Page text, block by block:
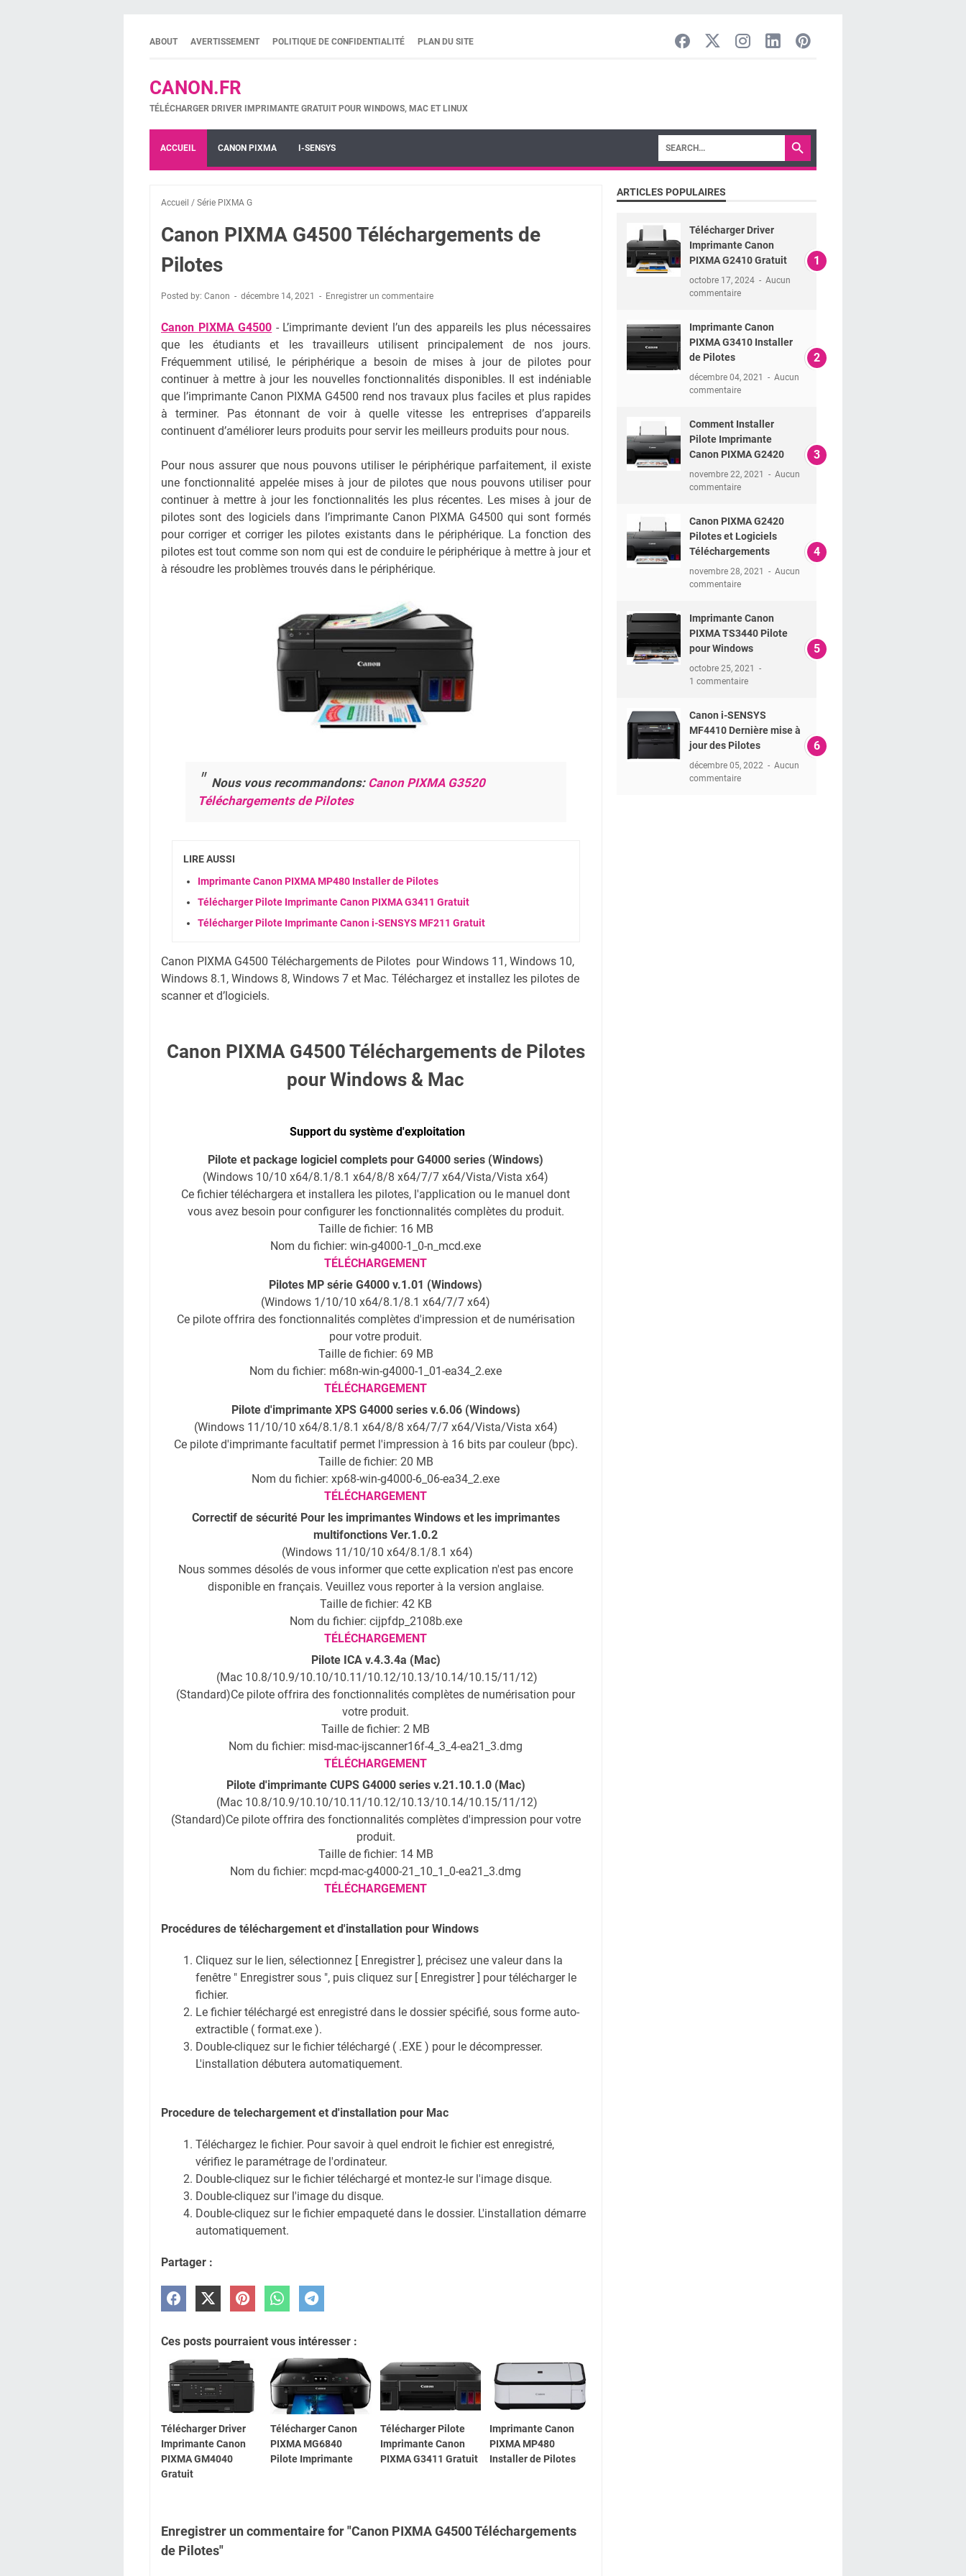
ABOUT AVERTISSEMENT POLITIQUE DE CONFIDENTIALITÉ PLAN DU SITE
CANON.FR
TÉLÉCHARGER DRIVER IMPRIMANTE GRATUIT POUR WINDOWS, MAC ET LINUX
ACCUEIL CANON PIXMA I-SENSYS
Accueil / Série PIXMA G
Canon PIXMA G4500 Téléchargements de
Pilotes
Posted by: Canon décembre 14, 2021 Enregistrer un commentaire
Canon PIXMA G4500 - L’imprimante devient l’un des appareils les plus nécessaires
que les étudiants et les travailleurs utilisent principalement de nos jours.
Fréquemment utilisé, le périphérique a besoin de mises à jour de pilotes pour
continuer à mettre à jour les nouvelles fonctionnalités disponibles. Il est indéniable
que l’imprimante Canon PIXMA G4500 rend nos travaux plus faciles et plus rapides
à terminer. Pas étonnant de voir à quelle vitesse les entreprises d’appareils
continuent d’améliorer leurs produits pour servir les meilleurs produits pour nous.
Pour nous assurer que nous pouvons utiliser le périphérique parfaitement, il existe
une fonctionnalité appelée mises à jour de pilotes que nous pouvons utiliser pour
continuer à mettre à jour les fonctionnalités les plus récentes. Les mises à jour de
pilotes sont des logiciels dans l’imprimante Canon PIXMA G4500 qui sont formés
pour corriger et corriger les pilotes existants dans le périphérique. La fonction des
pilotes est tout comme son nom qui est de conduire le périphérique à mettre à jour et
à résoudre les problèmes trouvés dans le périphérique.
Nous vous recommandons: Canon PIXMA G3520
Téléchargements de Pilotes
LIRE AUSSI
Imprimante Canon PIXMA MP480 Installer de Pilotes
Télécharger Pilote Imprimante Canon PIXMA G3411 Gratuit
Télécharger Pilote Imprimante Canon i-SENSYS MF211 Gratuit
Canon PIXMA G4500 Téléchargements de Pilotes pour Windows 11, Windows 10,
Windows 8.1, Windows 8, Windows 7 et Mac. Téléchargez et installez les pilotes de
scanner et d’logiciels.
Canon PIXMA G4500 Téléchargements de Pilotes
pour Windows & Mac
Support du système d'exploitation
Pilote et package logiciel complets pour G4000 series (Windows)
(Windows 10/10 x64/8.1/8.1 x64/8/8 x64/7/7 x64/Vista/Vista x64)
Ce fichier téléchargera et installera les pilotes, l'application ou le manuel dont
vous avez besoin pour configurer les fonctionnalités complètes du produit.
Taille de fichier: 16 MB
Nom du fichier: win-g4000-1_0-n_mcd.exe
TÉLÉCHARGEMENT
Pilotes MP série G4000 v.1.01 (Windows)
(Windows 1/10/10 x64/8.1/8.1 x64/7/7 x64)
Ce pilote offrira des fonctionnalités complètes d'impression et de numérisation
pour votre produit.
Taille de fichier: 69 MB
Nom du fichier: m68n-win-g4000-1_01-ea34_2.exe
TÉLÉCHARGEMENT
Pilote d'imprimante XPS G4000 series v.6.06 (Windows)
(Windows 11/10/10 x64/8.1/8.1 x64/8/8 x64/7/7 x64/Vista/Vista x64)
Ce pilote d'imprimante facultatif permet l'impression à 16 bits par couleur (bpc).
Taille de fichier: 20 MB
Nom du fichier: xp68-win-g4000-6_06-ea34_2.exe
TÉLÉCHARGEMENT
Correctif de sécurité Pour les imprimantes Windows et les imprimantes
multifonctions Ver.1.0.2
(Windows 11/10/10 x64/8.1/8.1 x64)
Nous sommes désolés de vous informer que cette explication n'est pas encore
disponible en français. Veuillez vous reporter à la version anglaise.
Taille de fichier: 42 KB
Nom du fichier: cijpfdp_2108b.exe
TÉLÉCHARGEMENT
Pilote ICA v.4.3.4a (Mac)
(Mac 10.8/10.9/10.10/10.11/10.12/10.13/10.14/10.15/11/12)
(Standard)Ce pilote offrira des fonctionnalités complètes de numérisation pour
votre produit.
Taille de fichier: 2 MB
Nom du fichier: misd-mac-ijscanner16f-4_3_4-ea21_3.dmg
TÉLÉCHARGEMENT
Pilote d'imprimante CUPS G4000 series v.21.10.1.0 (Mac)
(Mac 10.8/10.9/10.10/10.11/10.12/10.13/10.14/10.15/11/12)
(Standard)Ce pilote offrira des fonctionnalités complètes d'impression pour votre
produit.
Taille de fichier: 14 MB
Nom du fichier: mcpd-mac-g4000-21_10_1_0-ea21_3.dmg
TÉLÉCHARGEMENT
Procédures de téléchargement et d'installation pour Windows
Cliquez sur le lien, sélectionnez [ Enregistrer ], précisez une valeur dans la
fenêtre " Enregistrer sous ", puis cliquez sur [ Enregistrer ] pour télécharger le
fichier.
Le fichier téléchargé est enregistré dans le dossier spécifié, sous forme auto-
extractible ( format.exe ).
Double-cliquez sur le fichier téléchargé ( .EXE ) pour le décompresser.
L'installation débutera automatiquement.
Procedure de telechargement et d'installation pour Mac
Téléchargez le fichier. Pour savoir à quel endroit le fichier est enregistré,
vérifiez le paramétrage de l'ordinateur.
Double-cliquez sur le fichier téléchargé et montez-le sur l'image disque.
Double-cliquez sur l'image du disque.
Double-cliquez sur le fichier empaqueté dans le dossier. L'installation démarre
automatiquement.
Partager :
Ces posts pourraient vous intéresser :
Télécharger Driver
Imprimante Canon
PIXMA GM4040
Gratuit
Télécharger Canon
PIXMA MG6840
Pilote Imprimante
Télécharger Pilote
Imprimante Canon
PIXMA G3411 Gratuit
Imprimante Canon
PIXMA MP480
Installer de Pilotes
Enregistrer un commentaire for "Canon PIXMA G4500 Téléchargements
de Pilotes"
ARTICLES POPULAIRES
Télécharger Driver
Imprimante Canon
PIXMA G2410 Gratuit
octobre 17, 2024
Aucun
commentaire
Imprimante Canon
PIXMA G3410 Installer
de Pilotes
décembre 04, 2021
Aucun
commentaire
Comment Installer
Pilote Imprimante
Canon PIXMA G2420
novembre 22, 2021
Aucun
commentaire
Canon PIXMA G2420
Pilotes et Logiciels
Téléchargements
novembre 28, 2021
Aucun
commentaire
Imprimante Canon
PIXMA TS3440 Pilote
pour Windows
octobre 25, 2021
1 commentaire
Canon i-SENSYS
MF4410 Dernière mise à
jour des Pilotes
décembre 05, 2022
Aucun
commentaire